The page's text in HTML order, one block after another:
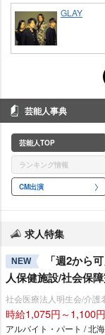
GLAY
芸能人事典
芸能人TOP
ランキング情報
CM出演
求人特集
NEW
「週2から
人保健施設/社会保
社会医療法人明生会/介護
時給1,075円～1,100円
アルバイト・パート / 北